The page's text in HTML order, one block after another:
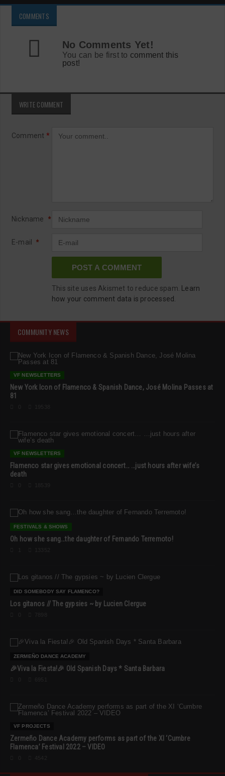
COMMENTS
No Comments Yet!
You can be first to comment this
post!
WRITE COMMENT
Comment *
Nickname *
E-mail *
This site uses Akismet to reduce spam.
Learn
how your comment data is processed.
COMMUNITY NEWS
VF NEWSLETTERS
New York Icon of Flamenco & Spanish Dance, José Molina Passes at
81
VF NEWSLETTERS
Flamenco star gives emotional concert… …just hours after wife’s
death
FESTIVALS & SHOWS
Oh how she sang…the daughter of Fernando Terremoto!
DID SOMEBODY SAY FLAMENCO?
Los gitanos // The gypsies ~ by Lucien Clergue
ZERMEÑO DANCE ACADEMY
🎉Viva la Fiesta!🎉 Old Spanish Days * Santa Barbara
VF PROJECTS
Zermeño Dance Academy performs as part of the XI ‘Cumbre
Flamenca’ Festival 2022 – VIDEO